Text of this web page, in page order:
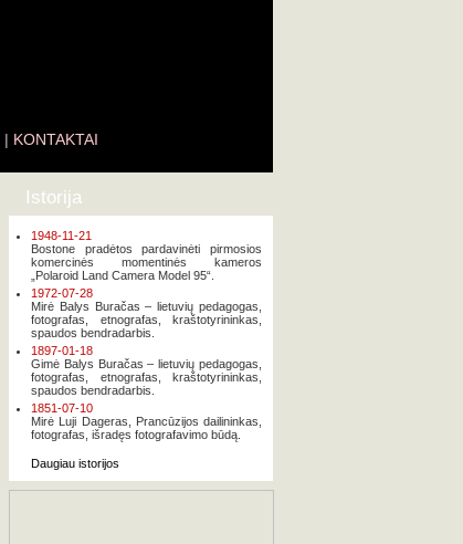
| KONTAKTAI
Istorija
1948-11-21
Bostone pradėtos pardavinėti pirmosios
komercinės momentinės kameros
„Polaroid Land Camera Model 95“.
1972-07-28
Mirė Balys Buračas – lietuvių pedagogas,
fotografas, etnografas, kraštotyrininkas,
spaudos bendradarbis.
1897-01-18
Gimė Balys Buračas – lietuvių pedagogas,
fotografas, etnografas, kraštotyrininkas,
spaudos bendradarbis.
1851-07-10
Mirė Luji Dageras, Prancūzijos dailininkas,
fotografas, išradęs fotografavimo būdą.
Daugiau istorijos